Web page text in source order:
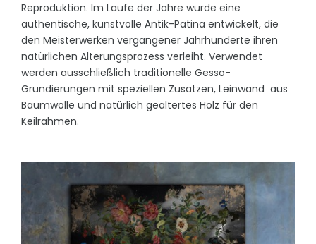
Reproduktion. Im Laufe der Jahre wurde eine
authentische, kunstvolle Antik-Patina entwickelt, die
den Meisterwerken vergangener Jahrhunderte ihren
natürlichen Alterungsprozess verleiht. Verwendet
werden ausschließlich traditionelle Gesso-
Grundierungen mit speziellen Zusätzen, Leinwand aus
Baumwolle und natürlich gealtertes Holz für den
Keilrahmen.